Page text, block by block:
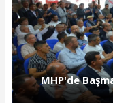
MHP'de